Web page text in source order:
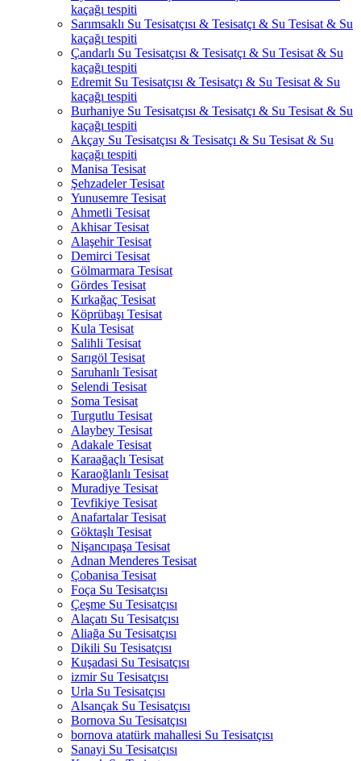
kaçağı tespiti
Sarımsaklı Su Tesisatçısı & Tesisatçı & Su Tesisat & Su
kaçağı tespiti
Çandarlı Su Tesisatçısı & Tesisatçı & Su Tesisat & Su
kaçağı tespiti
Edremit Su Tesisatçısı & Tesisatçı & Su Tesisat & Su
kaçağı tespiti
Burhaniye Su Tesisatçısı & Tesisatçı & Su Tesisat & Su
kaçağı tespiti
Akçay Su Tesisatçısı & Tesisatçı & Su Tesisat & Su
kaçağı tespiti
Manisa Tesisat
Şehzadeler Tesisat
Yunusemre Tesisat
Ahmetli Tesisat
Akhisar Tesisat
Alaşehir Tesisat
Demirci Tesisat
Gölmarmara Tesisat
Gördes Tesisat
Kırkağaç Tesisat
Köprübaşı Tesisat
Kula Tesisat
Salihli Tesisat
Sarıgöl Tesisat
Saruhanlı Tesisat
Selendi Tesisat
Soma Tesisat
Turgutlu Tesisat
Alaybey Tesisat
Adakale Tesisat
Karaağaçlı Tesisat
Karaoğlanlı Tesisat
Muradiye Tesisat
Tevfikiye Tesisat
Anafartalar Tesisat
Göktaşlı Tesisat
Nişancıpaşa Tesisat
Adnan Menderes Tesisat
Çobanisa Tesisat
Foça Su Tesisatçısı
Çeşme Su Tesisatçısı
Alaçatı Su Tesisatçısı
Aliağa Su Tesisatçısı
Dikili Su Tesisatçısı
Kuşadasi Su Tesisatçısı
izmir Su Tesisatçısı
Urla Su Tesisatçısı
Alsançak Su Tesisatçısı
Bornova Su Tesisatçısı
bornova atatürk mahallesi Su Tesisatçısı
Sanayi Su Tesisatçısı